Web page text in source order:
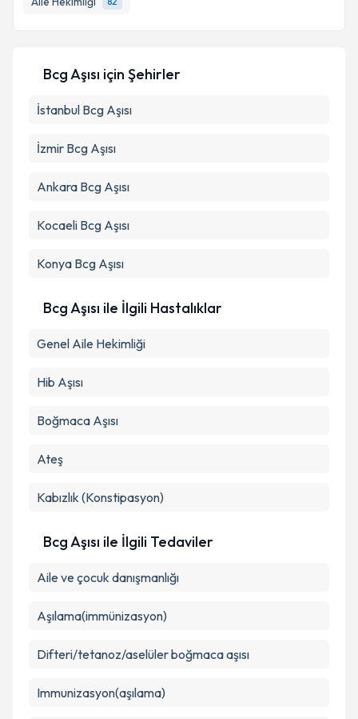
Kişisel verilerimin işlenmesine ilişkin
Metni
'ni okudum ve kişisel verilerimin belirtilen
Bcg Aşısı için Şehirler
İstanbul Bcg Aşısı
İzmir Bcg Aşısı
Ankara Bcg Aşısı
Kocaeli Bcg Aşısı
Konya Bcg Aşısı
Bcg Aşısı ile İlgili Hastalıklar
Genel Aile Hekimliği
Hib Aşısı
Boğmaca Aşısı
Ateş
Kabızlık (Konstipasyon)
Bcg Aşısı ile İlgili Tedaviler
Aile ve çocuk danışmanlığı
Aşılama(immünizasyon)
Difteri/tetanoz/aselüler boğmaca aşısı
Immunizasyon(aşılama)